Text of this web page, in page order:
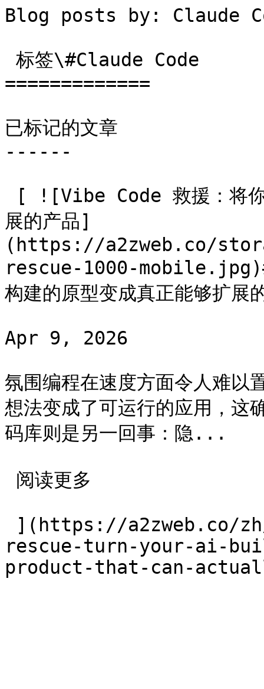
Blog posts by: Claude
=============
已标记的文章
------
展的产品]
(https://a2zweb.co/
rescue-1000-
构建的原型变成真正能够扩展
Apr 9, 2026
氛围编程在速度方面令人难以
想法变成了可运行的应用，这
码库则是另一回事：隐...
rescue-turn-your-ai-